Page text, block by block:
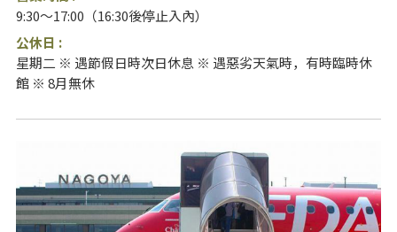
9:30～17:00（16:30後停止入內）
公休日 :
星期二 ※ 遇節假日時次日休息 ※ 遇惡劣天氣時，有時臨時休
館 ※ 8月無休